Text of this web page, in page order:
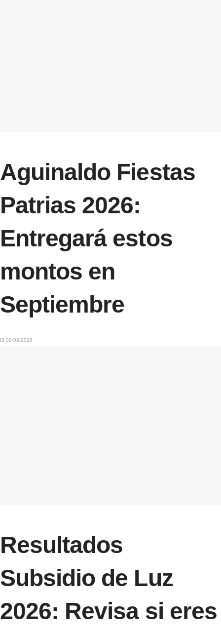
Aguinaldo Fiestas
Patrias 2026:
Entregará estos
montos en
Septiembre
02/08/2026
Resultados
Subsidio de Luz
2026: Revisa si eres